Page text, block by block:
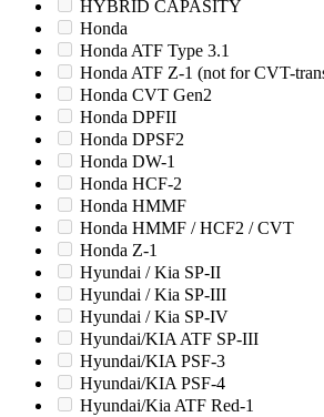
HYBRID CAPASITY
Honda
Honda ATF Type 3.1
Honda ATF Z-1 (not for CVT-
Honda CVT Gen2
Honda DPFII
Honda DPSF2
Honda DW-1
Honda HCF-2
Honda HMMF
Honda HMMF / HCF2 / CVT
Honda Z-1
Hyundai / Kia SP-II
Hyundai / Kia SP-III
Hyundai / Kia SP-IV
Hyundai/KIA ATF SP-III
Hyundai/KIA PSF-3
Hyundai/KIA PSF-4
Hyundai/Kia ATF Red-1